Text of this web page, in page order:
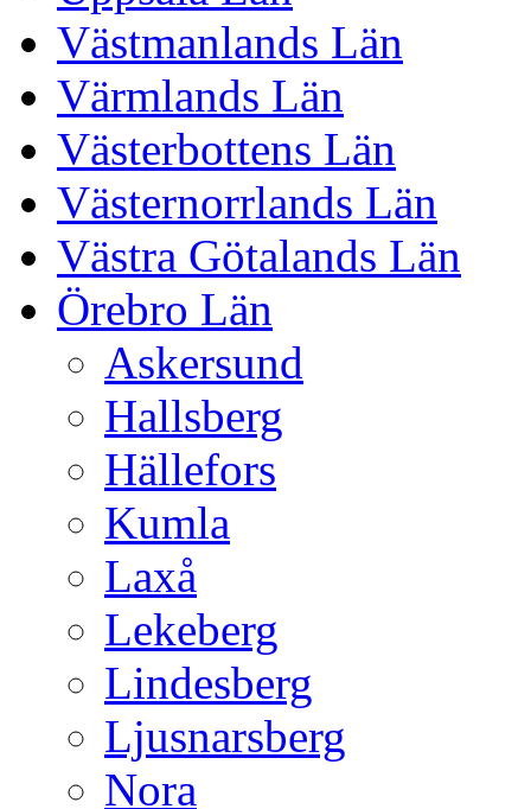
Västmanlands Län
Värmlands Län
Västerbottens Län
Västernorrlands Län
Västra Götalands Län
Örebro Län
Askersund
Hallsberg
Hällefors
Kumla
Laxå
Lekeberg
Lindesberg
Ljusnarsberg
Nora